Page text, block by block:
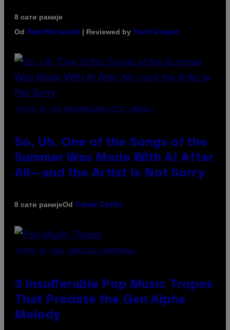
8 сати раније
Od Sam Watanuki | Reviewed by Ysolt Usigan
(PHOTO BY TIM MOSENFELDER/GETTY IMAGES)
So, Uh, One of the Songs of the
Summer Was Made With AI After
All—and the Artist Is Not Sorry
8 сати ранијеOd Caleb Catlin
(PHOTO BY MARC BROUSSELY/REDFERNS)
3 Insufferable Pop Music Tropes
That Predate the Gen Alpha
Melody